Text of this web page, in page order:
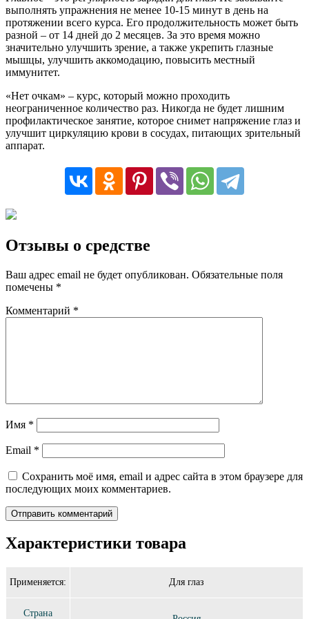
выполнять упражнения не менее 10-15 минут в день на
протяжении всего курса. Его продолжительность может быть
разной – от 14 дней до 2 месяцев. За это время можно
значительно улучшить зрение, а также укрепить глазные
мышцы, улучшить аккомодацию, повысить местный
иммунитет.
«Нет очкам» – курс, который можно проходить
неограниченное количество раз. Никогда не будет лишним
профилактическое занятие, которое снимет напряжение глаз и
улучшит циркуляцию крови в сосудах, питающих зрительный
аппарат.
Отзывы о средстве
Ваш адрес email не будет опубликован. Обязательные поля
помечены *
Комментарий *
Имя *
Email *
Сохранить моё имя, email и адрес сайта в этом браузере для
последующих моих комментариев.
Характеристики товара
Применяется: Для глаз
Страна